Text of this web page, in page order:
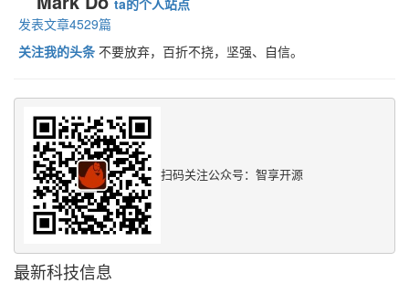
发表文章4529篇
关注我的头条 不要放弃，百折不挠，坚强、自信。
扫码关注公众号：智享开源
最新科技信息